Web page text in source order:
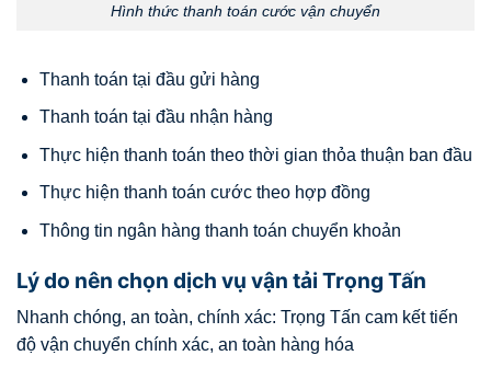
Hình thức thanh toán cước vận chuyển
Thanh toán tại đầu gửi hàng
Thanh toán tại đầu nhận hàng
Thực hiện thanh toán theo thời gian thỏa thuận ban đầu
Thực hiện thanh toán cước theo hợp đồng
Thông tin ngân hàng thanh toán chuyển khoản
Lý do nên chọn dịch vụ vận tải Trọng Tấn
Nhanh chóng, an toàn, chính xác: Trọng Tấn cam kết tiến
độ vận chuyển chính xác, an toàn hàng hóa